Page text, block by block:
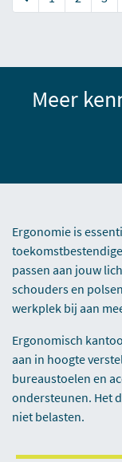
Meer
Ergonomie is
passen aan jouw
schouders en
werkplek bij aan
Ergonomisch
aan in hoogte
bureaustoelen en
ondersteunen. Het
niet belasten.